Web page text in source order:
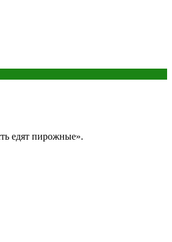
едят пирожные».